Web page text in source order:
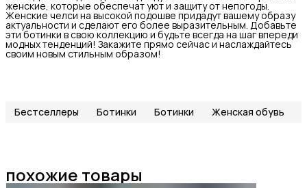
женские, которые обеспечат уют и защиту от непогоды.
Женские челси на высокой подошве придадут вашему образу
актуальности и сделают его более выразительным. Добавьте
эти ботинки в свою коллекцию и будьте всегда на шаг впереди
модных тенденций! Закажите прямо сейчас и наслаждайтесь
своим новым стильным образом!
Бестселлеры Ботинки Ботинки Женская обувь
похожие товары